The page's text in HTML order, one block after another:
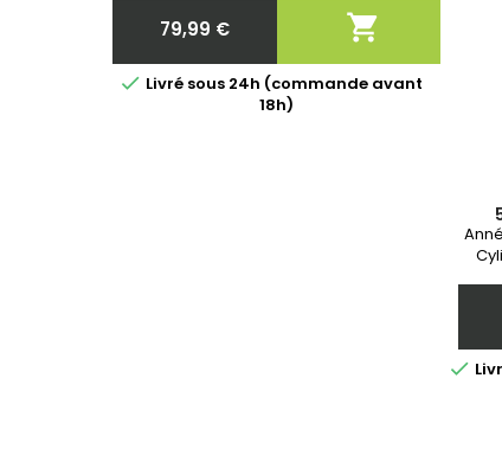
communiquer nous la référence exacte
de votre turbo!
Prix
79,99 € 
 Livré sous 24h (commande avant
18h)
